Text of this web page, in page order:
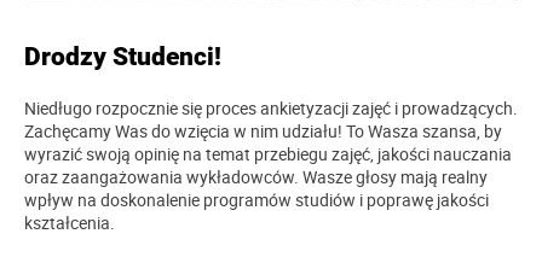
Drodzy Studenci!
Niedługo rozpocznie się proces ankietyzacji zajęć i prowadzących.
Zachęcamy Was do wzięcia w nim udziału! To Wasza szansa, by
wyrazić swoją opinię na temat przebiegu zajęć, jakości nauczania
oraz zaangażowania wykładowców. Wasze głosy mają realny
wpływ na doskonalenie programów studiów i poprawę jakości
kształcenia.